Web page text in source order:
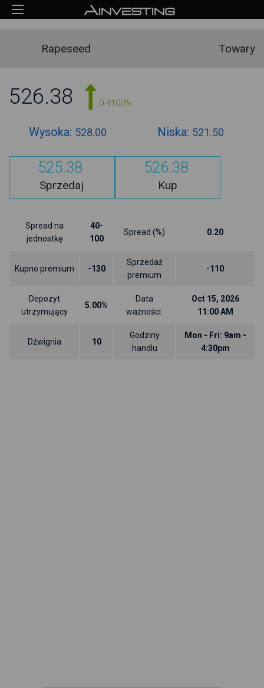
Rapeseed Towary
526.38 0.4100%
Wysoka: 528.00 Niska: 521.50
525.38
Sprzedaj
526.38
Kup
Spread na
jednostkę
40-
100
Spread (%) 0.20
Kupno premium -130
Sprzedaż
premium
-110
Depozyt
utrzymujący
5.00%
Data
ważności:
Oct 15, 2026
11:00 AM
Dźwignia 10
Godziny
handlu
Mon - Fri: 9am -
4:30pm